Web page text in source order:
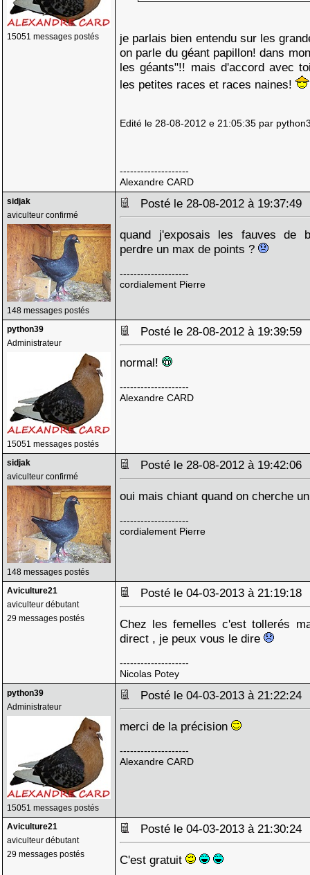
15051 messages postés
je parlais bien entendu sur les
on parle du géant papillon! dans
les géants"!! mais d'accord avec
les petites races et races naines!
Edité le 28-08-2012 e 21:05:35 par
--------------------
Alexandre CARD
sidjak
aviculteur confirmé
148 messages postés
Posté le 28-08-2012 à
quand j'exposais les fauves de
perdre un max de points ?
--------------------
cordialement Pierre
python39
Administrateur
15051 messages postés
Posté le 28-08-2012 à
normal!
--------------------
Alexandre CARD
sidjak
aviculteur confirmé
148 messages postés
Posté le 28-08-2012 à
oui mais chiant quand on cherche
--------------------
cordialement Pierre
Aviculture21
aviculteur débutant
29 messages postés
Posté le 04-03-2013 à
Chez les femelles c'est tollerés
direct , je peux vous le dire
--------------------
Nicolas Potey
python39
Administrateur
15051 messages postés
Posté le 04-03-2013 à
merci de la précision
--------------------
Alexandre CARD
Aviculture21
aviculteur débutant
29 messages postés
Posté le 04-03-2013 à
C'est gratuit